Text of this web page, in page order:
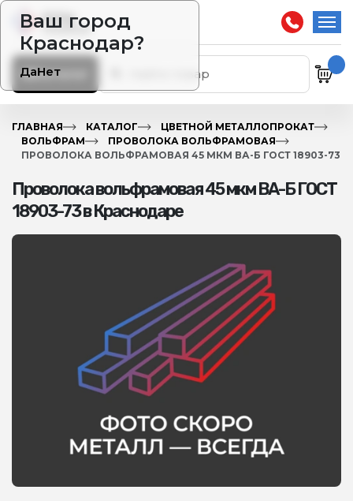
Ваш город
Краснодар?
ДаНет
Каталог
ГЛАВНАЯ КАТАЛОГ
ЦВЕТНОЙ МЕТАЛЛОПРОКАТ
ВОЛЬФРАМ
ПРОВОЛОКА ВОЛЬФРАМОВАЯ
ПРОВОЛОКА ВОЛЬФРАМОВАЯ 45 МКМ ВА-Б ГОСТ 18903-73
Проволока вольфрамовая 45 мкм ВА-Б ГОСТ
18903-73 в Краснодаре